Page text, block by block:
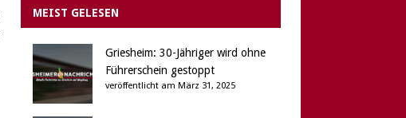
MEIST GELESEN
Griesheim: 30-Jähriger wird ohne
Führerschein gestoppt
veröffentlicht am März 31, 2025